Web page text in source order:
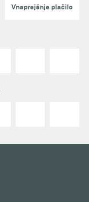
Vnaprejšnje plačilo